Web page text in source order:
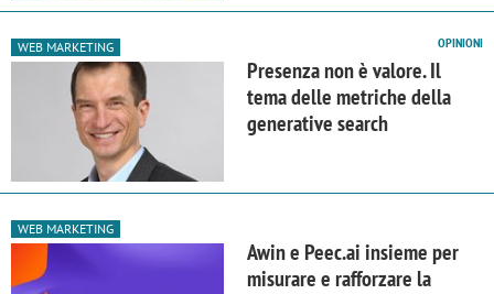
WEB MARKETING OPINIONI
Presenza non è valore. Il
tema delle metriche della
generative search
WEB MARKETING
Awin e Peec.ai insieme per
misurare e rafforzare la